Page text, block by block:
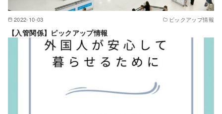
2022-10-03 ピックアップ情報
【入管関係】ピックアップ情報